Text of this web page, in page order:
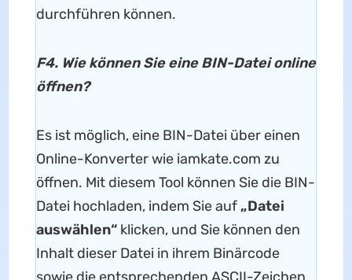
durchführen können.
F4. Wie können Sie eine BIN-Datei online
öffnen?
Es ist möglich, eine BIN-Datei über einen
Online-Konverter wie iamkate.com zu
öffnen. Mit diesem Tool können Sie die BIN-
Datei hochladen, indem Sie auf „Datei
auswählen“klicken, und Sie können den
Inhalt dieser Datei in ihrem Binärcode